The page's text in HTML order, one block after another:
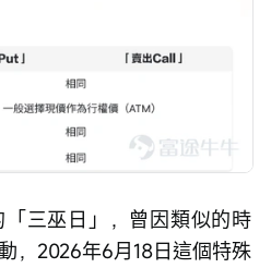
三巫日」，曾因類似的時
，2026年6月18日這個特殊